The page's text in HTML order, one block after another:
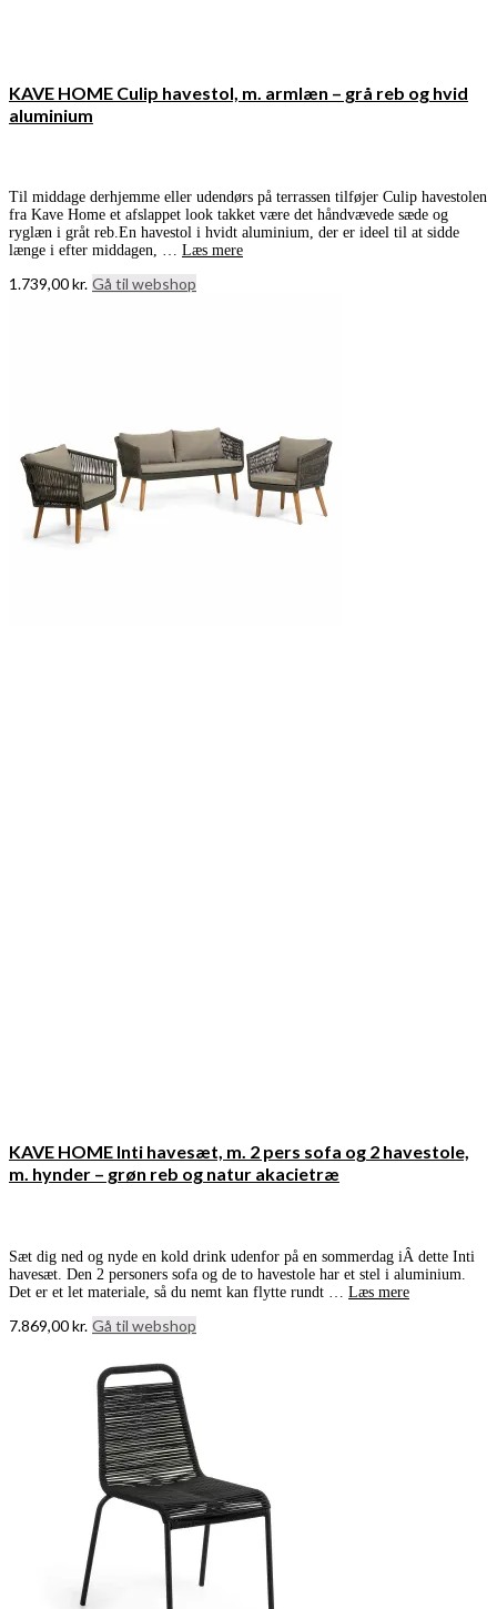
KAVE HOME Culip havestol, m. armlæn – grå reb og hvid
aluminium
Til middage derhjemme eller udendørs på terrassen tilføjer Culip havestolen
fra Kave Home et afslappet look takket være det håndvævede sæde og
ryglæn i gråt reb.En havestol i hvidt aluminium, der er ideel til at sidde
længe i efter middagen, … Læs mere
1.739,00kr. Gå til webshop
KAVE HOME Inti havesæt, m. 2 pers sofa og 2 havestole,
m. hynder – grøn reb og natur akacietræ
Sæt dig ned og nyde en kold drink udenfor på en sommerdag iÂ dette Inti
havesæt. Den 2 personers sofa og de to havestole har et stel i aluminium.
Det er et let materiale, så du nemt kan flytte rundt … Læs mere
7.869,00kr. Gå til webshop